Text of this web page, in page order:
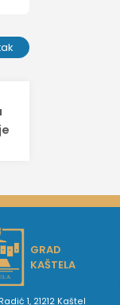
GRAD
KAŠTELA
1, 21212 Kaštel